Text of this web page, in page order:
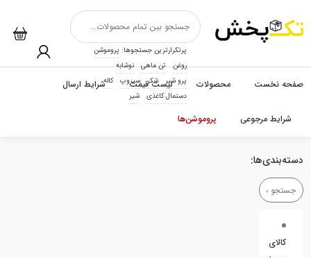
پرتکرارترین جستجوها: پروموشن
روغن
تن ماهی
نوشابه
پرو شیر
شکر سیروپ
کاله
دستمال کاغذی
شیر
صفحه نخست محصولات لیست قیمت شرایط ارسال
شرایط مرجوعی پروموشن‌ها
دسته‌بندی‌ها:
کالای